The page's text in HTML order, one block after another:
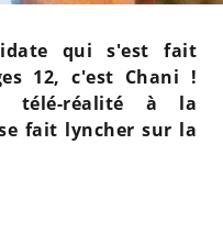
qui s'est fait
12, c'est Chani !
télé-réalité à la
fait lyncher sur la